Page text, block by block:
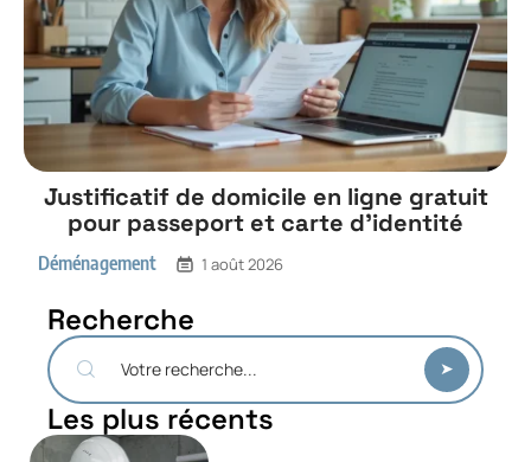
Justificatif de domicile en ligne gratuit
pour passeport et carte d’identité
Déménagement 1 août 2026
Recherche
Les plus récents